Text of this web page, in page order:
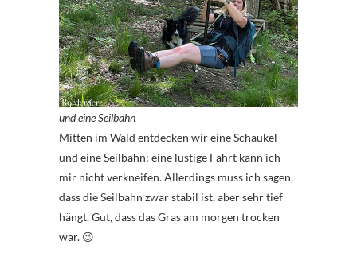
und eine Seilbahn
Mitten im Wald entdecken wir eine Schaukel
und eine Seilbahn; eine lustige Fahrt kann ich
mir nicht verkneifen. Allerdings muss ich sagen,
dass die Seilbahn zwar stabil ist, aber sehr tief
hängt. Gut, dass das Gras am morgen trocken
war. 😉